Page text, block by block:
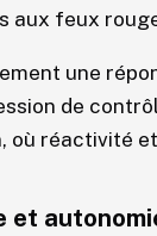
aux feux
une
de
où réactivité
et